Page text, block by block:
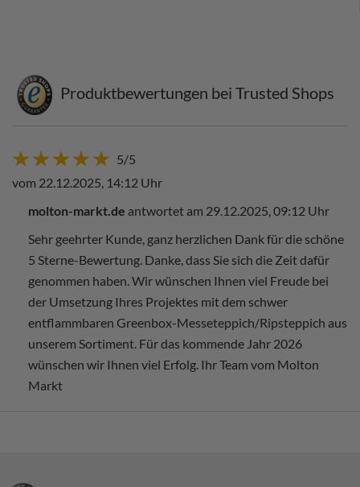
Produktbewertungen bei Trusted Shops
5/5
vom 22.12.2025, 14:12 Uhr
molton-markt.de antwortet am 29.12.2025, 09:12 Uhr
Sehr geehrter Kunde, ganz herzlichen Dank für die schöne
5 Sterne-Bewertung. Danke, dass Sie sich die Zeit dafür
genommen haben. Wir wünschen Ihnen viel Freude bei
der Umsetzung Ihres Projektes mit dem schwer
entflammbaren Greenbox-Messeteppich/Ripsteppich aus
unserem Sortiment. Für das kommende Jahr 2026
wünschen wir Ihnen viel Erfolg. Ihr Team vom Molton
Markt